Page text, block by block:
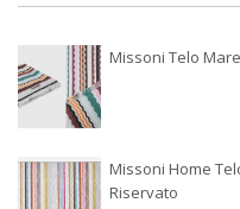
Missoni Telo
Missoni Home
Riservato